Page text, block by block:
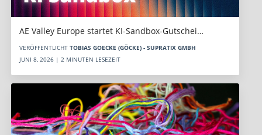
AE Valley Europe startet KI-Sandbox-Gutschei…
VERÖFFENTLICHT TOBIAS GOECKE (GÖCKE) - SUPRATIX GMBH
JUNI 8, 2026 | 2 MINUTEN LESEZEIT